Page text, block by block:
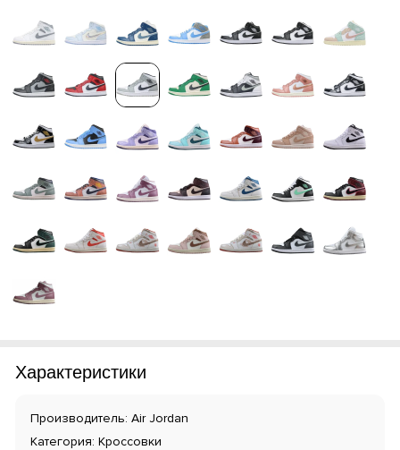
Характеристики
Производитель: Air Jordan
Категория: Кроссовки